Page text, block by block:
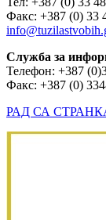
Факс: +387 (0) 33
Служба за
Телефон: +387
Факс: +387 (0)
РАД СА